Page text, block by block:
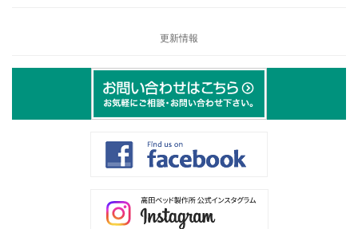
更新情報